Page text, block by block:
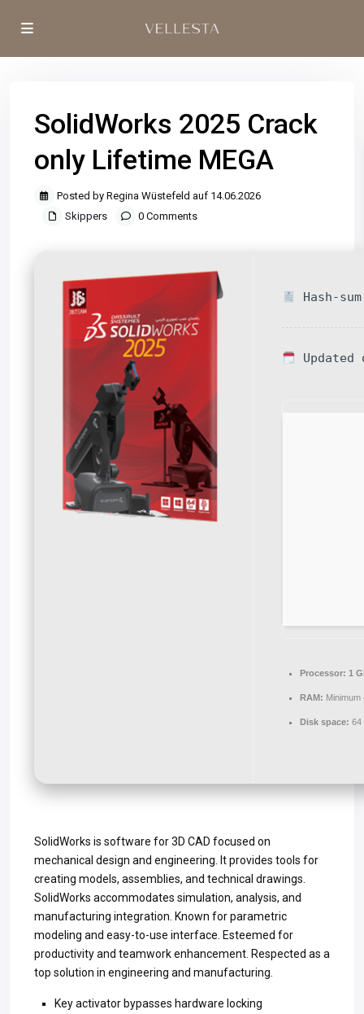
SolidWorks 2025 Crack
only Lifetime MEGA
Posted by Regina Wüstefeld auf 14.06.2026
Skippers
0 Comments
Hash-
Updated
Processor: 1
RAM: Minimum
Disk space: 64
SolidWorks is software for 3D CAD focused on
mechanical design and engineering. It provides tools for
creating models, assemblies, and technical drawings.
SolidWorks accommodates simulation, analysis, and
manufacturing integration. Known for parametric
modeling and easy-to-use interface. Esteemed for
productivity and teamwork enhancement. Respected as a
top solution in engineering and manufacturing.
Key activator bypasses hardware locking